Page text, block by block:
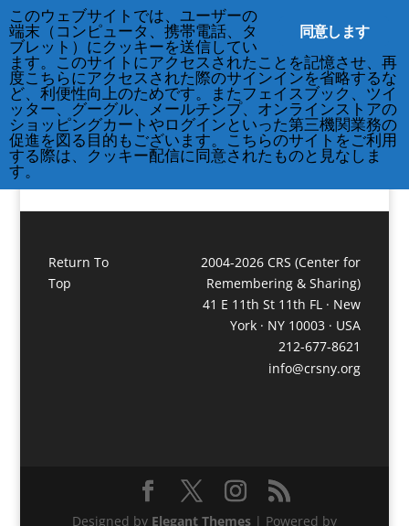
212-677-8621 info@crsny.org
Tompkins Square Park in
snow
Return To
Top
2004-2026 CRS (Center for
Remembering & Sharing)
41 E 11th St 11th FL · New
York · NY 10003 · USA
212-677-8621
info@crsny.org
Designed by Elegant Themes| Powered by
同意します
このウェブサイトでは、ユーザーの
端末（コンピュータ、携帯電話、タ
ブレット）にクッキーを送信してい
ます。このサイトにアクセスされたことを記憶させ、再
度こちらにアクセスされた際のサインインを省略するな
ど、利便性向上のためです。またフェイスブック、ツイ
ッター、グーグル、メールチンプ、オンラインストアの
ショッピングカートやログインといった第三機関業務の
促進を図る目的もございます。こちらのサイトをご利用
する際は、クッキー配信に同意されたものと見なしま
す。